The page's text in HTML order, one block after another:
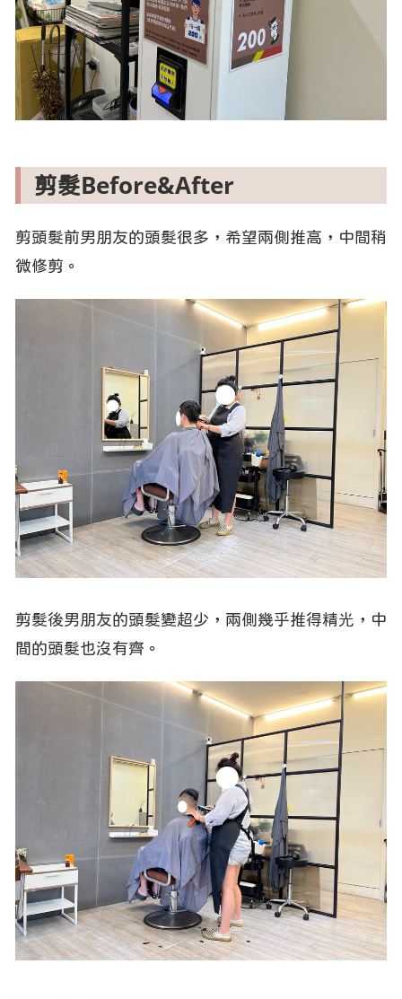
剪髮Before&After
剪頭髮前男朋友的頭髮很多，希望兩側推高，中間稍
微修剪。
剪髮後男朋友的頭髮變超少，兩側幾乎推得精光，中
間的頭髮也沒有齊。